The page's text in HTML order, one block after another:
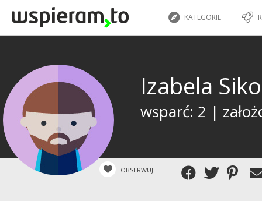
KATEGORIE
Izabela
wsparć: 2 |
OBSERWUJ